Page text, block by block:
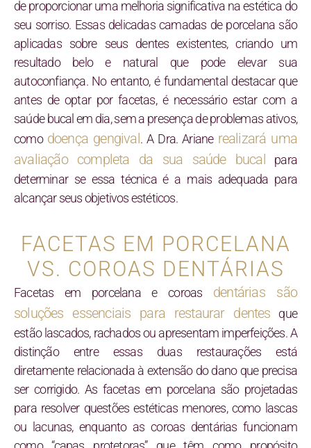
de proporcionar uma melhoria significativa na estética do
seu sorriso. Essas delicadas camadas de porcelana são
aplicadas sobre seus dentes existentes, criando um
resultado belo e natural que pode elevar sua
autoconfiança. No entanto, é fundamental destacar que
antes de optar por facetas, é necessário estar com a
saúde bucal em dia, sem a presença de problemas ativos,
como doença gengival. A Dra. Ariane realizará uma
avaliação completa da sua saúde bucal para
determinar se essa técnica é a mais adequada para
alcançar seus objetivos estéticos.
FACETAS EM PORCELANA
VS. COROAS DENTÁRIAS
Facetas em porcelana e coroas dentárias são
soluções essenciais para restaurar dentes que
estão lascados, rachados ou apresentam imperfeições. A
distinção entre essas duas restaurações está
diretamente relacionada à extensão do dano que precisa
ser corrigido. As facetas em porcelana são projetadas
para resolver questões estéticas menores, como lascas
ou lacunas, enquanto as coroas dentárias funcionam